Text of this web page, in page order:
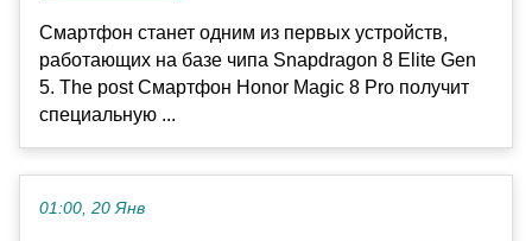
Смартфон станет одним из первых устройств,
работающих на базе чипа Snapdragon 8 Elite Gen
5. The post Смартфон Honor Magic 8 Pro получит
специальную ...
01:00, 20 Янв